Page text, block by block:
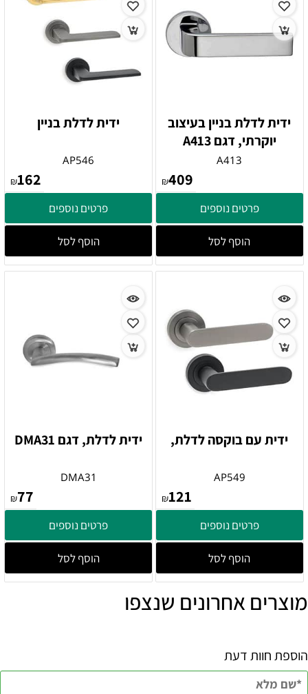
ידית לדלת בניין בעיצוב
יוקרתי, דגם A413
A413
₪409
פרטים נוספים
הוסף לסל
ידית לדלת בניין
AP546
₪162
פרטים נוספים
הוסף לסל
ידית עם בוקסה לדלת,
AP549
₪121
פרטים נוספים
הוסף לסל
ידית לדלת, דגם DMA31
DMA31
₪77
פרטים נוספים
הוסף לסל
מוצרים אחרונים שנצפו
הוספת חוות דעת